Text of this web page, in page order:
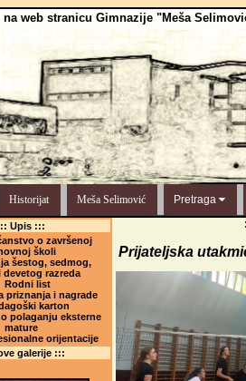
na web stranicu Gimnazije "Meša
Historijat Meša Selimović Pretraga
Upis :::
o završenoj
školi
šestog, sedmog,
devetog razreda
Rodni list
priznanja i nagrade
karton
polaganju eksterne
mature
orijentacije
galerije :::
Prijateljska